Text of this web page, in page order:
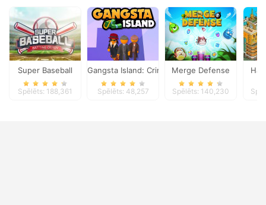
Super Baseball
Spēlēts: 188,361
Gangsta Island: Crime City
Spēlēts: 48,257
Merge Defense
Spēlēts: 140,230